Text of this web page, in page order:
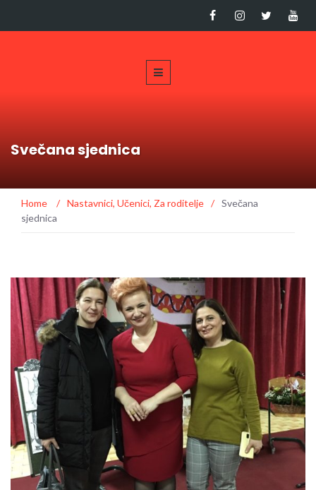
Svečana sjednica
Home / Nastavnici, Učenici, Za roditelje / Svečana
sjednica